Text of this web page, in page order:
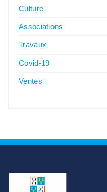
Culture
Associations
Travaux
Covid-19
Ventes